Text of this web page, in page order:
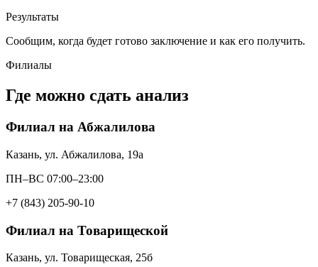
Результаты
Сообщим, когда будет готово заключение и как его получить.
Филиалы
Где можно сдать анализ
Филиал на Абжалилова
Казань, ул. Абжалилова, 19а
ПН–ВС 07:00–23:00
+7 (843) 205-90-10
Филиал на Товарищеской
Казань, ул. Товарищеская, 25б